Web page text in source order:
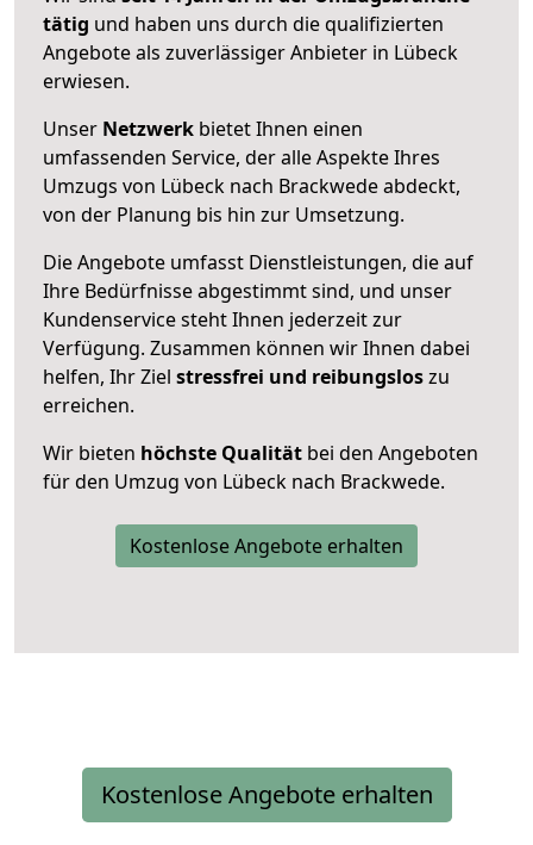
tätig und haben uns durch die qualifizierten
Angebote als zuverlässiger Anbieter in Lübeck
erwiesen.
Unser Netzwerk bietet Ihnen einen
umfassenden Service, der alle Aspekte Ihres
Umzugs von Lübeck nach Brackwede abdeckt,
von der Planung bis hin zur Umsetzung.
Die Angebote umfasst Dienstleistungen, die auf
Ihre Bedürfnisse abgestimmt sind, und unser
Kundenservice steht Ihnen jederzeit zur
Verfügung. Zusammen können wir Ihnen dabei
helfen, Ihr Ziel stressfrei und reibungsloszu
erreichen.
Wir bieten höchste Qualität bei den Angeboten
für den Umzug von Lübeck nach Brackwede.
Kostenlose Angebote erhalten
Kostenlose Angebote erhalten